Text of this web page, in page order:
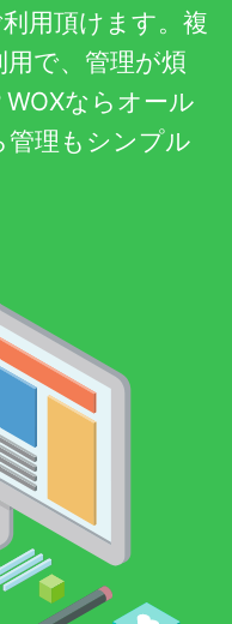
用頂けます。複
で、管理が煩
ならオール
理もシンプル